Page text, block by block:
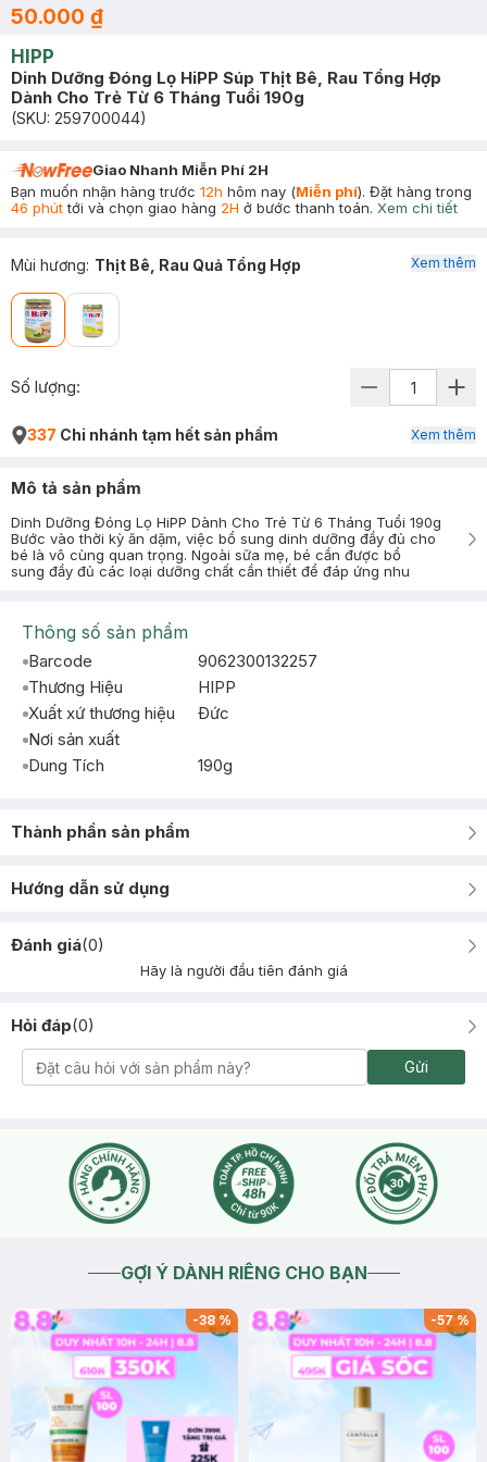
50.000 ₫
HIPP
Dinh Dưỡng Đóng Lọ HiPP Súp Thịt Bê, Rau Tổng Hợp
Dành Cho Trẻ Từ 6 Tháng Tuổi 190g
(SKU: 259700044)
Giao Nhanh Miễn Phí 2H
Bạn muốn nhận hàng trước 12h hôm nay (Miễn phí). Đặt hàng trong
46 phúttới và chọn giao hàng 2H ở bước thanh toán. Xem chi tiết
Mùi hương: Thịt Bê, Rau Quả Tổng Hợp Xem thêm
Số lượng:
337 Chi nhánh tạm hết sản phẩm Xem thêm
Mô tả sản phẩm
Dinh Dưỡng Đóng Lọ HiPP Dành Cho Trẻ Từ 6 Tháng Tuổi 190g
Bước vào thời kỳ ăn dặm, việc bổ sung dinh dưỡng đầy đủ cho
bé là vô cùng quan trọng. Ngoài sữa mẹ, bé cần được bổ
sung đầy đủ các loại dưỡng chất cần thiết để đáp ứng nhu
Thông số sản phẩm
Barcode
9062300132257
Thương Hiệu
HIPP
Xuất xứ thương hiệu
Ðức
Nơi sản xuất
Dung Tích
190g
Thành phần sản phẩm
Hướng dẫn sử dụng
Đánh giá(0)
Hãy là người đầu tiên đánh giá
Hỏi đáp(0)
Gửi
GỢI Ý DÀNH RIÊNG CHO BẠN
-38% -57%